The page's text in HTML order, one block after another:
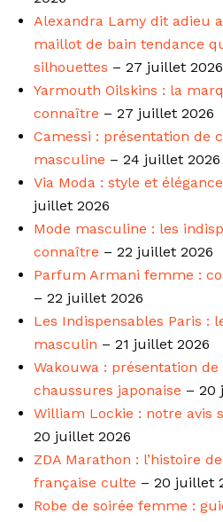
Alexandra Lamy dit adieu
maillot de bain tendance
silhouettes – 27 juillet 2026
Yarmouth Oilskins : la
connaître – 27 juillet 2026
Camessi : présentation de
masculine – 24 juillet 2026
Via Moda : style et
juillet 2026
Mode masculine : les
connaître – 22 juillet 2026
Parfum Armani femme :
– 22 juillet 2026
Les Indispensables Paris :
masculin – 21 juillet 2026
Wakouwa : présentation
chaussures japonaise – 20
William Lockie : notre avis
20 juillet 2026
ZDA Marathon : l’histoire
française culte – 20 juillet
Robe de soirée femme :